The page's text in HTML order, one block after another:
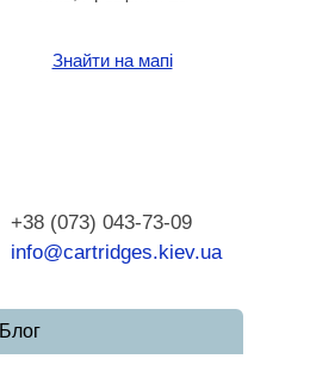
Знайти на мапі
+38 (073) 043-73-09
info@cartridges.kiev.ua
Блог